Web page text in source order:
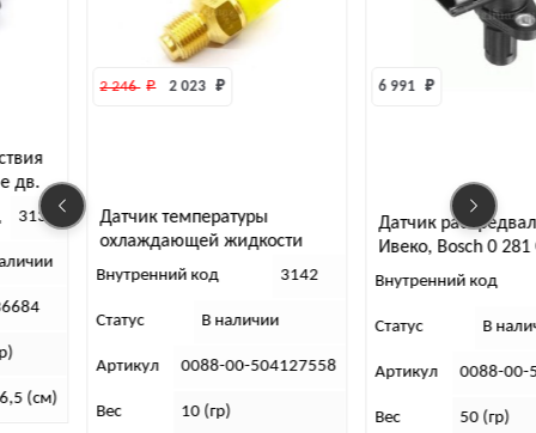
дв.
3136
(см)
Датчик температуры
охлаждающей жидкости
IVECO
2 246 ₽ 2 023 ₽
Внутренний код 3142
Статус В наличии
Артикул 0088-00-504127558
Вес 10 (гр)
Датчик
Ивеко, Bosch 0 281
6 991 ₽
Внутренний код
Статус В
Артикул 0088-00-
Вес 50 (гр)